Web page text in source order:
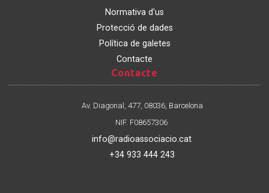
Normativa d'us
Protecció de dades
Política de galetes
Contacte
Contacte
Av. Diagonal, 477, 08036, Barcelona
NIF. F08657306
info@radioassociacio.cat
+34 933 444 243